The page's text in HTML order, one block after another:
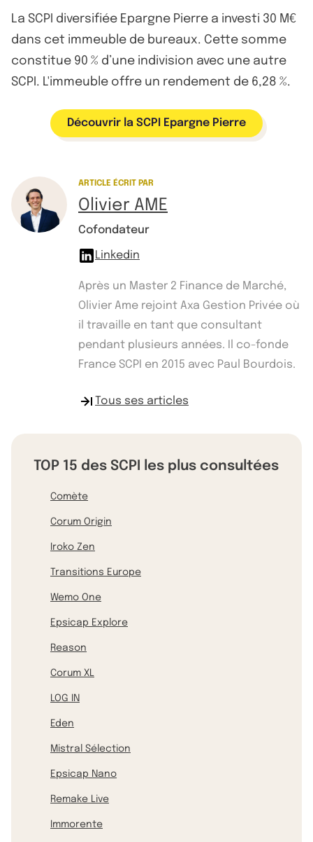
La SCPI diversifiée Epargne Pierre a investi 30 M€
dans cet immeuble de bureaux. Cette somme
constitue 90 % d’une indivision avec une autre
SCPI. L'immeuble offre un rendement de 6,28 %.
Découvrir la SCPI Epargne Pierre
ARTICLE ÉCRIT PAR
Olivier AME
Cofondateur
Linkedin
Après un Master 2 Finance de Marché,
Olivier Ame rejoint Axa Gestion Privée où
il travaille en tant que consultant
pendant plusieurs années. Il co-fonde
France SCPI en 2015 avec Paul Bourdois.
Tous ses articles
TOP 15 des SCPI les plus consultées
Comète
Corum Origin
Iroko Zen
Transitions Europe
Wemo One
Epsicap Explore
Reason
Corum XL
LOG IN
Eden
Mistral Sélection
Epsicap Nano
Remake Live
Immorente